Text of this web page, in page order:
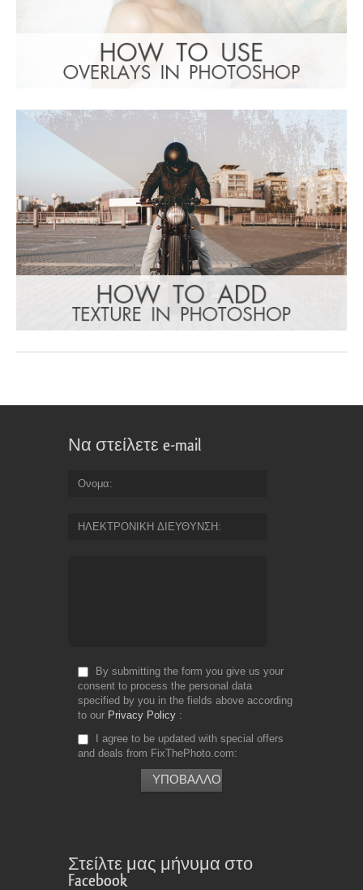
Να στείλετε e-mail
Ονομα
ΗΛΕΚΤΡΟΝΙΚΗ ΔΙΕΥΘΥΝΣΗ
By submitting the form you give us your
consent to process the personal data
specified by you in the fields above according
to our Privacy Policy
I agree to be updated with special offers
and deals from FixThePhoto.com
Στείλτε μας μήνυμα στο
Facebook